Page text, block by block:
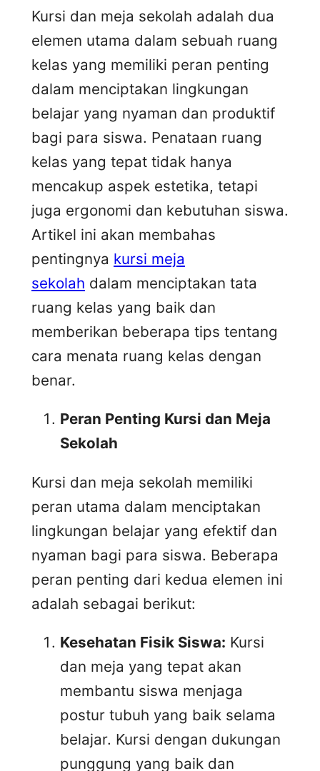
Kursi dan meja sekolah adalah dua
elemen utama dalam sebuah ruang
kelas yang memiliki peran penting
dalam menciptakan lingkungan
belajar yang nyaman dan produktif
bagi para siswa. Penataan ruang
kelas yang tepat tidak hanya
mencakup aspek estetika, tetapi
juga ergonomi dan kebutuhan siswa.
Artikel ini akan membahas
pentingnya kursi meja
sekolah dalam menciptakan tata
ruang kelas yang baik dan
memberikan beberapa tips tentang
cara menata ruang kelas dengan
benar.
Peran Penting Kursi dan Meja
Sekolah
Kursi dan meja sekolah memiliki
peran utama dalam menciptakan
lingkungan belajar yang efektif dan
nyaman bagi para siswa. Beberapa
peran penting dari kedua elemen ini
adalah sebagai berikut:
Kesehatan Fisik Siswa: Kursi
dan meja yang tepat akan
membantu siswa menjaga
postur tubuh yang baik selama
belajar. Kursi dengan dukungan
punggung yang baik dan